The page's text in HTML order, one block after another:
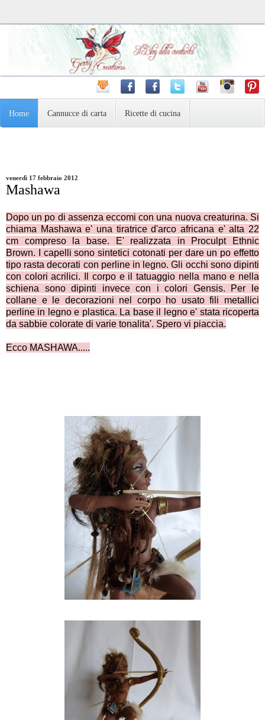
Home Cannucce di carta Ricette di cucina
venerdì 17 febbraio 2012
Mashawa
Dopo un po di assenza eccomi con una nuova creaturina. Si
chiama Mashawa e' una tiratrice d'arco africana e' alta 22
cm compreso la base. E' realizzata in Proculpt
Ethnic
Brown. I capelli sono sintetici cotonati per dare un po effetto
tipo rasta decorati con perline in legno. Gli occhi sono dipinti
con colori acrilici. Il corpo e il tatuaggio nella mano e nella
schiena sono dipinti invece con i colori Gensis. Per le
collane e le decorazioni nel corpo ho usato fili metallici
perline in legno e plastica. La base il legno e' stata ricoperta
da sabbie colorate di varie tonalita'. Spero vi piaccia.
Ecco MASHAWA.....